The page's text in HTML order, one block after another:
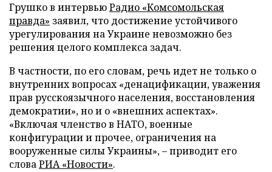
Грушко в интервьюРадио «Комсомольская
правда» заявил, что достижение устойчивого
урегулирования на Украине невозможно без
решения целого комплекса задач.
В частности, по его словам, речь идет не только о
внутренних вопросах «денацификации, уважения
прав русскоязычного населения, восстановления
демократии», но и о «внешних аспектах».
«Включая членство в НАТО, военные
конфигурации и прочее, ограничения на
вооруженные силы Украины», – приводит его
словаРИА «Новости».